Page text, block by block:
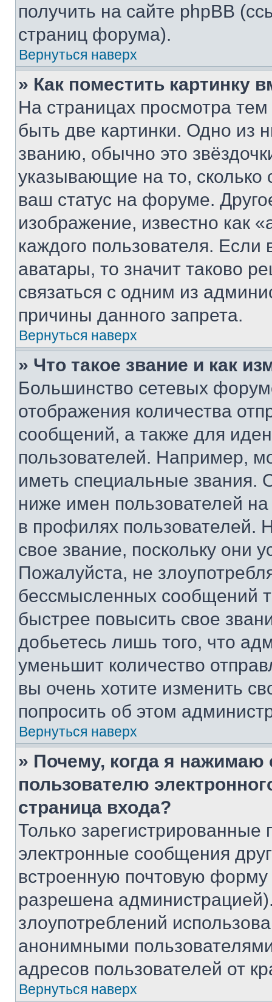
получить на сайте phpBB
страниц форума).
Вернуться наверх
» Как поместить картинку
На страницах просмотра
быть две картинки. Одно из
званию, обычно это
указывающие на то,
ваш статус на форуме.
изображение, известно как
каждого пользователя.
аватары, то значит таково
связаться с одним из
причины данного запрета.
Вернуться наверх
» Что такое звание и как
Большинство сетевых
отображения количества
сообщений, а также для
пользователей. Например,
иметь специальные звания.
ниже имен пользователей
в профилях
свое звание, поскольку они
Пожалуйста, не
бессмысленных сообщений
быстрее повысить свое
добьетесь лишь того, что
уменьшит количество
вы очень хотите изменить
попросить об этом
Вернуться наверх
» Почему, когда я нажимаю
пользователю
страница входа?
Только зарегистрированные
электронные сообщения
встроенную почтовую
разрешена
злоупотреблений
анонимными
адресов пользователей от
Вернуться наверх